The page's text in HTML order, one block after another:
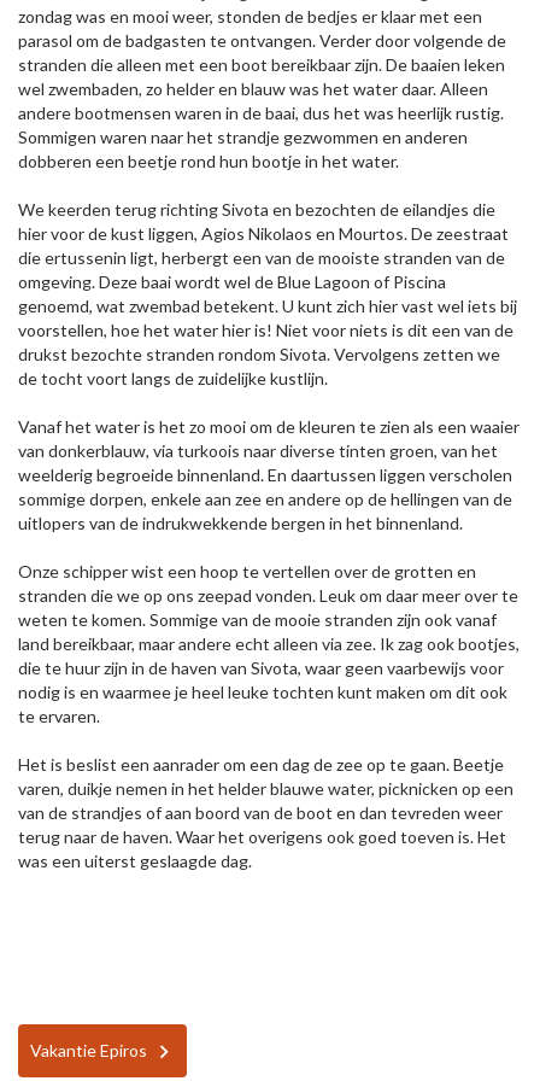
zondag was en mooi weer, stonden de bedjes er klaar met een
parasol om de badgasten te ontvangen. Verder door volgende de
stranden die alleen met een boot bereikbaar zijn. De baaien leken
wel zwembaden, zo helder en blauw was het water daar. Alleen
andere bootmensen waren in de baai, dus het was heerlijk rustig.
Sommigen waren naar het strandje gezwommen en anderen
dobberen een beetje rond hun bootje in het water.
We keerden terug richting Sivota en bezochten de eilandjes die
hier voor de kust liggen, Agios Nikolaos en Mourtos. De zeestraat
die ertussenin ligt, herbergt een van de mooiste stranden van de
omgeving. Deze baai wordt wel de Blue Lagoon of Piscina
genoemd, wat zwembad betekent. U kunt zich hier vast wel iets bij
voorstellen, hoe het water hier is! Niet voor niets is dit een van de
drukst bezochte stranden rondom Sivota. Vervolgens zetten we
de tocht voort langs de zuidelijke kustlijn.
Vanaf het water is het zo mooi om de kleuren te zien als een waaier
van donkerblauw, via turkoois naar diverse tinten groen, van het
weelderig begroeide binnenland. En daartussen liggen verscholen
sommige dorpen, enkele aan zee en andere op de hellingen van de
uitlopers van de indrukwekkende bergen in het binnenland.
Onze schipper wist een hoop te vertellen over de grotten en
stranden die we op ons zeepad vonden. Leuk om daar meer over te
weten te komen. Sommige van de mooie stranden zijn ook vanaf
land bereikbaar, maar andere echt alleen via zee. Ik zag ook bootjes,
die te huur zijn in de haven van Sivota, waar geen vaarbewijs voor
nodig is en waarmee je heel leuke tochten kunt maken om dit ook
te ervaren.
Het is beslist een aanrader om een dag de zee op te gaan. Beetje
varen, duikje nemen in het helder blauwe water, picknicken op een
van de strandjes of aan boord van de boot en dan tevreden weer
terug naar de haven. Waar het overigens ook goed toeven is. Het
was een uiterst geslaagde dag.
Vakantie Epiros